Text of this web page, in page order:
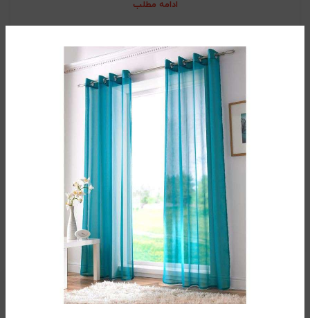
ادامه مطلب
تماس با کالای خواب